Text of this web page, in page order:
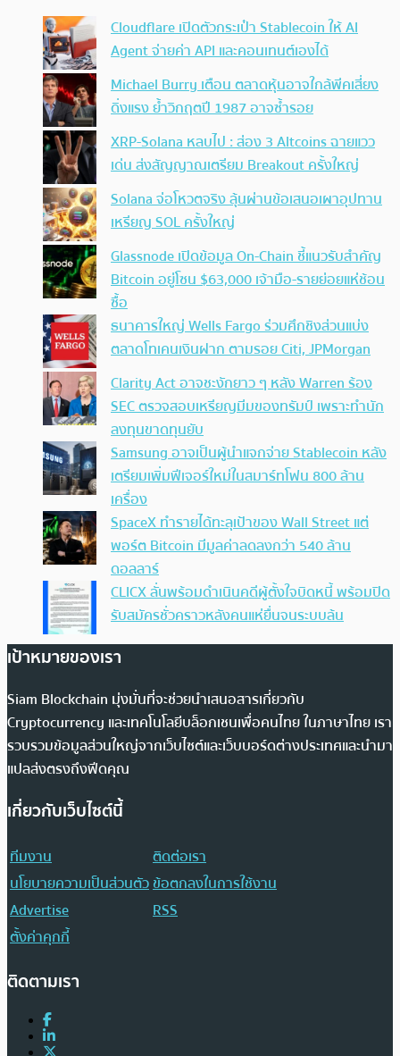
Cloudflare เปิดตัวกระเป๋า Stablecoin ให้ AI
Agent จ่ายค่า API และคอนเทนต์เองได้
Michael Burry เตือน ตลาดหุ้นอาจใกล้พีคเสี่ยง
ดิ่งแรง ย้ำวิกฤตปี 1987 อาจซ้ำรอย
XRP-Solana หลบไป : ส่อง 3 Altcoins ฉายแวว
เด่น ส่งสัญญาณเตรียม Breakout ครั้งใหญ่
Solana จ่อโหวตจริง ลุ้นผ่านข้อเสนอเผาอุปทาน
เหรียญ SOL ครั้งใหญ่
Glassnode เปิดข้อมูล On-Chain ชี้แนวรับสำคัญ
Bitcoin อยู่โซน $63,000 เจ้ามือ-รายย่อยแห่ช้อน
ซื้อ
ธนาคารใหญ่ Wells Fargo ร่วมศึกชิงส่วนแบ่ง
ตลาดโทเคนเงินฝาก ตามรอย Citi, JPMorgan
Clarity Act อาจชะงักยาว ๆ หลัง Warren ร้อง
SEC ตรวจสอบเหรียญมีมของทรัมป์ เพราะทำนัก
ลงทุนขาดทุนยับ
Samsung อาจเป็นผู้นำแจกจ่าย Stablecoin หลัง
เตรียมเพิ่มฟีเจอร์ใหม่ในสมาร์ทโฟน 800 ล้าน
เครื่อง
SpaceX ทำรายได้ทะลุเป้าของ Wall Street แต่
พอร์ต Bitcoin มีมูลค่าลดลงกว่า 540 ล้าน
ดอลลาร์
CLICX ลั่นพร้อมดำเนินคดีผู้ตั้งใจบิดหนี้ พร้อมปิด
รับสมัครชั่วคราวหลังคนแห่ยื่นจนระบบล้น
เป้าหมายของเรา
Siam Blockchain มุ่งมั่นที่จะช่วยนำเสนอสารเกี่ยวกับ
Cryptocurrency และเทคโนโลยีบล็อกเชนเพื่อคนไทย ในภาษาไทย เรา
รวบรวมข้อมูลส่วนใหญ่จากเว็บไซต์และเว็บบอร์ดต่างประเทศและนำมา
แปลส่งตรงถึงฟีดคุณ
เกี่ยวกับเว็บไซต์นี้
ทีมงาน
ติดต่อเรา
นโยบายความเป็นส่วนตัวข้อตกลงในการใช้งาน
Advertise
RSS
ตั้งค่าคุกกี้
ติดตามเรา